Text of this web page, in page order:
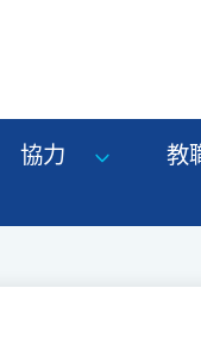
協力 教